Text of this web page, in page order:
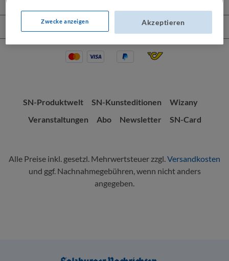
Service-Hotline
SN-Produktwelt SN-Kunsteditionen
Wizany
Veranstaltungen
Abo Newsletter SN-Card
Alle Preise inkl. gesetzl. Mehrwertsteuer zzgl.Versandkosten
und ggf. Nachnahmegebühren, wenn nicht anders
angegeben.
Zwecke anzeigen Akzeptieren